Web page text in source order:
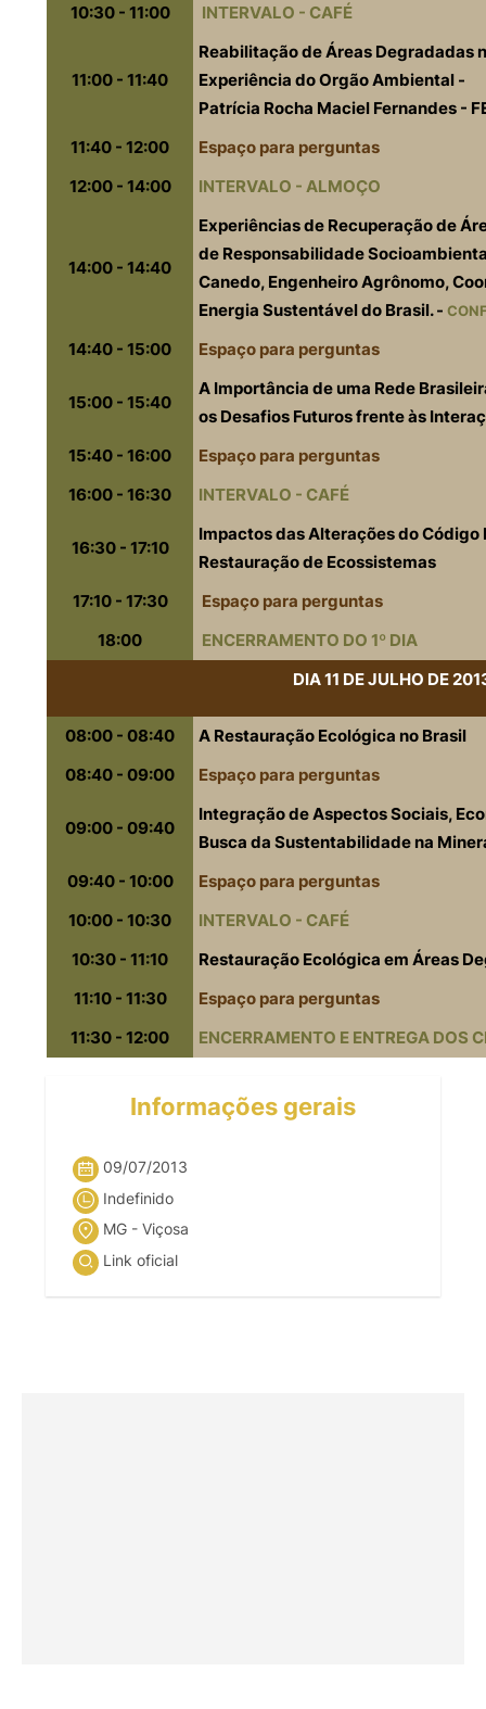
10:30 - 11:00
INTERVALO - CAFÉ
11:00 - 11:40
ReabilitaçãodeÁreas Degradadas
Experiência doOrgãoAmbiental -
Patrícia Rocha Maciel Fernandes -
11:40 - 12:00
Espaço para perguntas
12:00 - 14:00
INTERVALO - ALMOÇO
14:00 - 14:40
Experiênciasde Recuperaçãode
de Responsabilidade
Canedo, EngenheiroAgrônomo,
Energia Sustentáveldo Brasil. -
14:40 - 15:00 Espaço para perguntas
15:00 - 15:40
A Importância de uma Rede
os Desafios Futurosfrenteàs
15:40 - 16:00
Espaço para perguntas
16:00 - 16:30
INTERVALO - CAFÉ
16:30 - 17:10
ImpactosdasAlteraçõesdoCódigo
Restauraçãode Ecossistemas
17:10 - 17:30
Espaço para perguntas
18:00
ENCERRAMENTO DO 1º DIA
DIA11 DEJULHO DE
08:00 - 08:40 A Restauração Ecológica no Brasil
08:40 - 09:00
Espaço para perguntas
09:00 - 09:40
IntegraçãodeAspectosSociais,
Busca da Sustentabilidade na
09:40 - 10:00
Espaço para perguntas
10:00 - 10:30
INTERVALO - CAFÉ
10:30 - 11:10
Restauração Ecológica em Áreas
11:10 - 11:30
Espaço para perguntas
11:30 - 12:00
ENCERRAMENTO E ENTREGA DOS
Informações gerais
09/07/2013
Indefinido
MG - Viçosa
Link oficial